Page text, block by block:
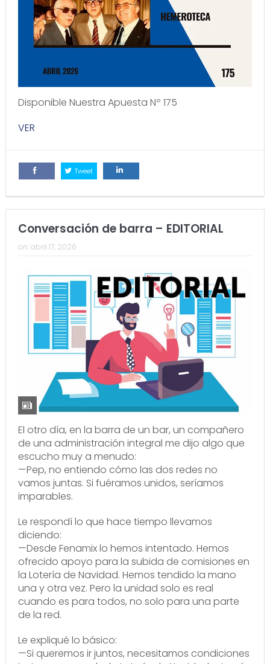
Disponible Nuestra Apuesta Nº 175
VER
Tweet
Conversación de barra – EDITORIAL
on: abril 17, 2026
El otro día, en la barra de un bar, un compañero
de una administración integral me dijo algo que
escucho muy a menudo:
—Pep, no entiendo cómo las dos redes no
vamos juntas. Si fuéramos unidos, seríamos
imparables.
Le respondí lo que hace tiempo llevamos
diciendo:
—Desde Fenamix lo hemos intentado. Hemos
ofrecido apoyo para la subida de comisiones en
la Lotería de Navidad. Hemos tendido la mano
una y otra vez. Pero la unidad solo es real
cuando es para todos, no solo para una parte
de la red.
Le expliqué lo básico:
—Si queremos ir juntos, necesitamos condiciones